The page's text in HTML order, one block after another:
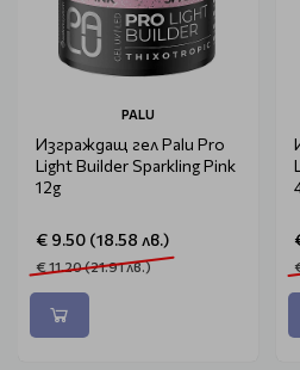
PALU
Изграждащ гел Palu Pro
Light Builder Sparkling Pink
12g
€ 9.50 (18.58 лв.)
€ 11.20 (21.91 лв.)